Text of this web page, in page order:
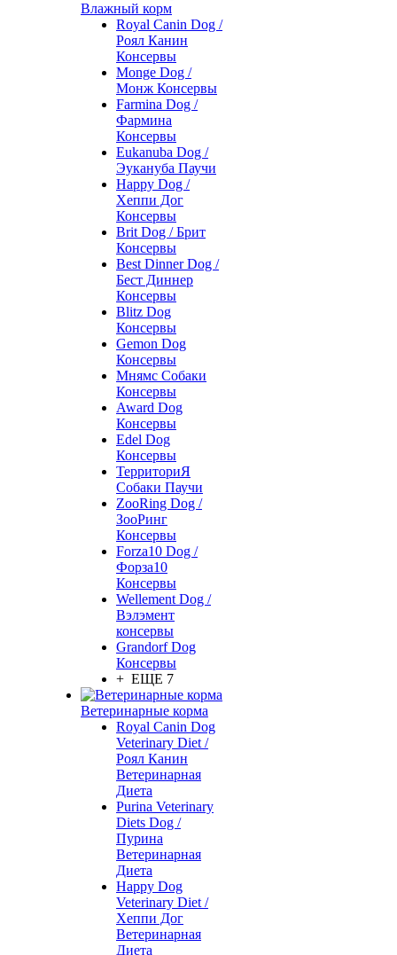
Влажный корм
Royal Canin Dog /
Роял Канин
Консервы
Monge Dog /
Монж Консервы
Farmina Dog /
Фармина
Консервы
Eukanuba Dog /
Эукануба Паучи
Happy Dog /
Хеппи Дог
Консервы
Brit Dog / Брит
Консервы
Best Dinner Dog /
Бест Диннер
Консервы
Blitz Dog
Консервы
Gemon Dog
Консервы
Мнямс Собаки
Консервы
Award Dog
Консервы
Edel Dog
Консервы
ТерриториЯ
Собаки Паучи
ZooRing Dog /
ЗооРинг
Консервы
Forza10 Dog /
Форза10
Консервы
Wellement Dog /
Вэлэмент
консервы
Grandorf Dog
Консервы
+ ЕЩЕ 7
Ветеринарные корма
Royal Canin Dog
Veterinary Diet /
Роял Канин
Ветеринарная
Диета
Purina Veterinary
Diets Dog /
Пурина
Ветеринарная
Диета
Happy Dog
Veterinary Diet /
Хеппи Дог
Ветеринарная
Диета